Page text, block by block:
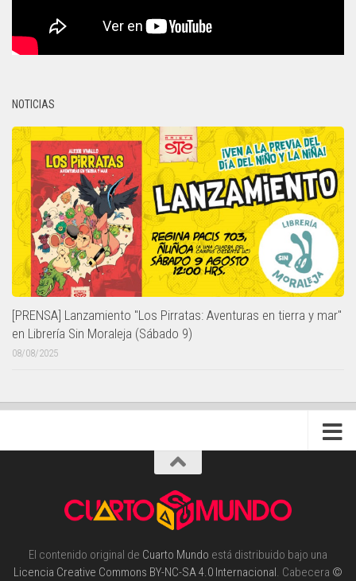
NOTICIAS
[PRENSA] Lanzamiento "Los Pirratas: Aventuras en tierra y mar"
en Librería Sin Moraleja (Sábado 9)
08/08/2025
El contenido original de Cuarto Mundo está distribuido bajo una
Licencia Creative Commons BY-NC-SA 4.0 Internacional . Cabecera ©